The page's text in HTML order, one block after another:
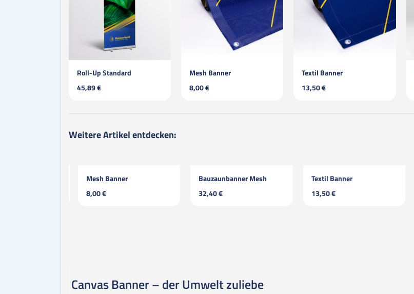
Roll-Up Standard
45,89 €
Mesh Banner
8,00 €
Textil Banner
13,50 €
Weitere Artikel entdecken:
Mesh Banner
8,00 €
Bauzaunbanner Mesh
32,40 €
Textil Banner
13,50 €
Canvas Banner – der Umwelt zuliebe